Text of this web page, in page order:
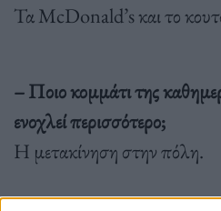
Τα McDonald’s και το
– Ποιο κομμάτι της
ενοχλεί περισσότερο;
Η μετακίνηση στην πόλη.